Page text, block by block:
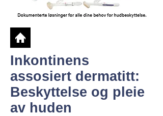
Inkontinens
assosiert dermatitt:
Beskyttelse og pleie
av huden